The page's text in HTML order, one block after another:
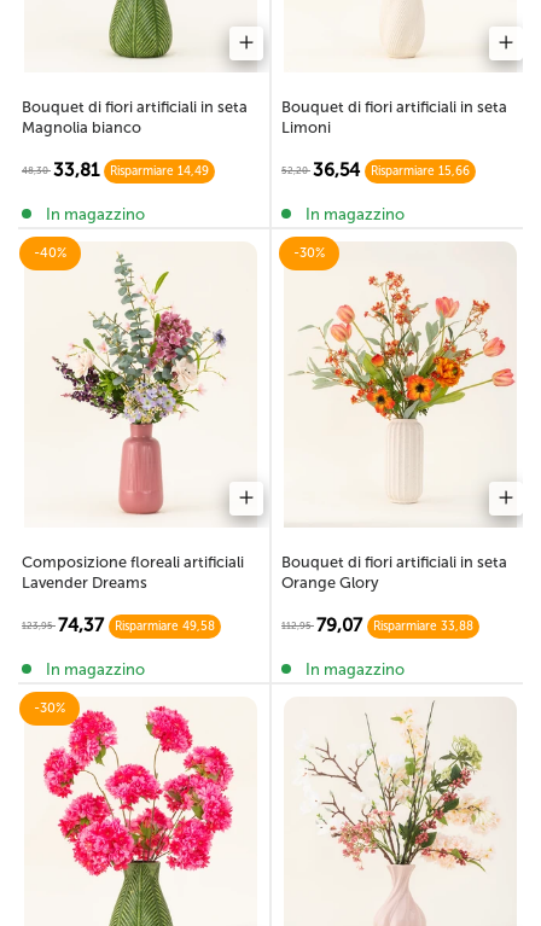
Bouquet di fiori artificiali in seta
Magnolia bianco
48,30 33,81 Risparmiare 14,49
In magazzino
Bouquet di fiori artificiali in seta
Limoni
52,20 36,54 Risparmiare 15,66
In magazzino
-40%
Composizione floreali artificiali
Lavender Dreams
123,95 74,37 Risparmiare 49,58
In magazzino
-30%
Bouquet di fiori artificiali in seta
Orange Glory
112,95 79,07 Risparmiare 33,88
In magazzino
-30%